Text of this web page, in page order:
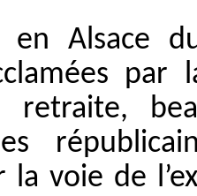
en Alsace
par
la voie de